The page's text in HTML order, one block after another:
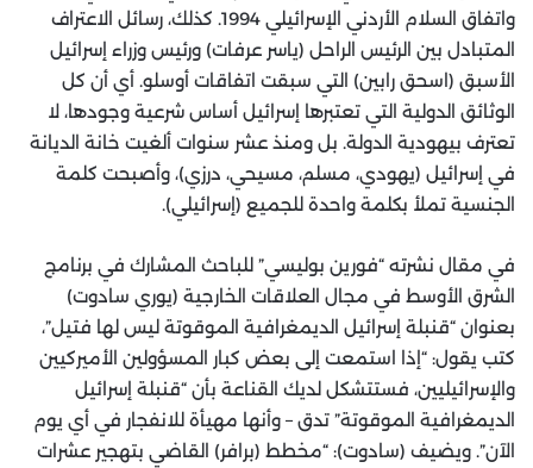
واتفاق السلام الأردني الإسرائيلي 1994. كذلك، رسائل الاعتراف
المتبادل بين الرئيس الراحل (ياسر عرفات) ورئيس وزراء إسرائيل
الأسبق (اسحق رابين) التي سبقت اتفاقات أوسلو. أي أن كل
الوثائق الدولية التي تعتبرها إسرائيل أساس شرعية وجودها، لا
تعترف بيهودية الدولة. بل ومنذ عشر سنوات ألغيت خانة الديانة
في إسرائيل (يهودي، مسلم، مسيحي، درزي)، وأصبحت كلمة
الجنسية تملأ بكلمة واحدة للجميع (إسرائيلي).
في مقال نشرته “فورين بوليسي” للباحث المشارك في برنامج
الشرق الأوسط في مجال العلاقات الخارجية (يوري سادوت)
بعنوان “قنبلة إسرائيل الديمغرافية الموقوتة ليس لها فتيل”،
كتب يقول: “إذا استمعت إلى بعض كبار المسؤولين الأميركيين
والإسرائيليين، فستتشكل لديك القناعة بأن “قنبلة إسرائيل
الديمغرافية الموقوتة” تدق – وأنها مهيأة للانفجار في أي يوم
الآن”. ويضيف (سادوت): “مخطط (برافر) القاضي بتهجير عشرات